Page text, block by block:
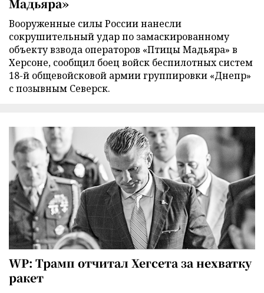
Мадьяра»
Вооруженные силы России нанесли
сокрушительный удар по замаскированному
объекту взвода операторов «Птицы Мадьяра» в
Херсоне, сообщил боец войск беспилотных систем
18-й общевойсковой армии группировки «Днепр»
с позывным Северск.
WP: Трамп отчитал Хегсета за нехватку
ракет